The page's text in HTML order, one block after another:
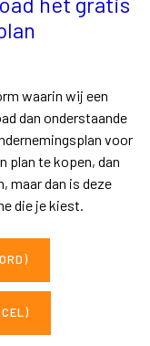
waarin wij een
dan onderstaande
voor
plan te kopen, dan
maar dan is deze
die je kiest.